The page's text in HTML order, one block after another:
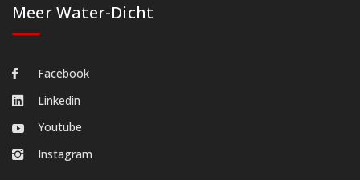
Meer Water-Dicht
Facebook
Linkedin
Youtube
Instagram